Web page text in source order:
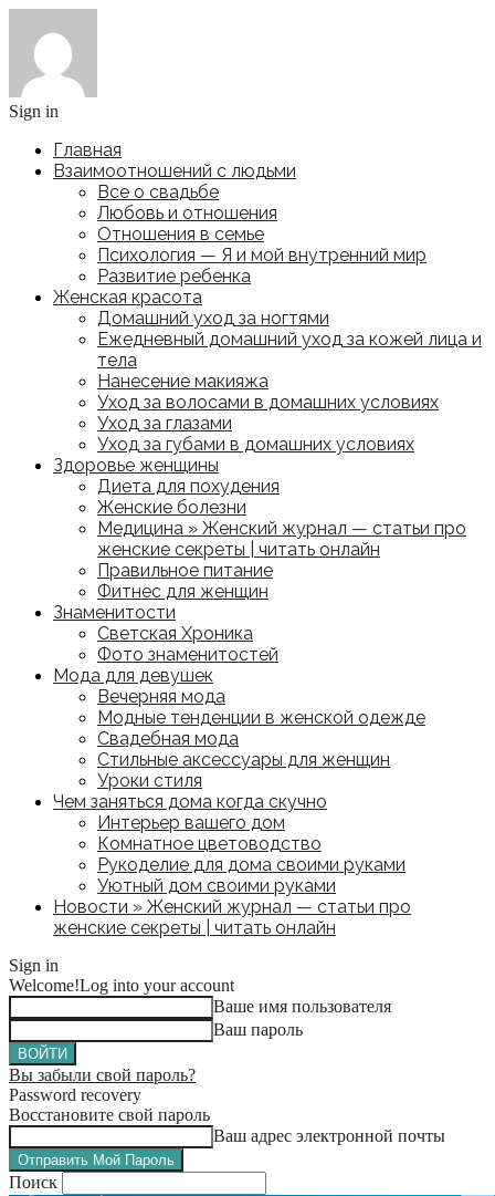
Sign in
Главная
Взаимоотношений с людьми
Все о свадьбе
Любовь и отношения
Отношения в семье
Психология — Я и мой внутренний мир
Развитие ребенка
Женская красота
Домашний уход за ногтями
Ежедневный домашний уход за кожей лица и
тела
Нанесение макияжа
Уход за волосами в домашних условиях
Уход за глазами
Уход за губами в домашних условиях
Здоровье женщины
Диета для похудения
Женские болезни
Медицина » Женский журнал — статьи про
женские секреты | читать онлайн
Правильное питание
Фитнес для женщин
Знаменитости
Светская Хроника
Фото знаменитостей
Мода для девушек
Вечерняя мода
Модные тенденции в женской одежде
Свадебная мода
Стильные аксессуары для женщин
Уроки стиля
Чем заняться дома когда скучно
Интерьер вашего дом
Комнатное цветоводство
Рукоделие для дома своими руками
Уютный дом своими руками
Новости » Женский журнал — статьи про
женские секреты | читать онлайн
Sign in
Welcome!Log into your account
Ваше имя пользователя
Ваш пароль
Вы забыли свой пароль?
Password recovery
Восстановите свой пароль
Ваш адрес электронной почты
Поиск